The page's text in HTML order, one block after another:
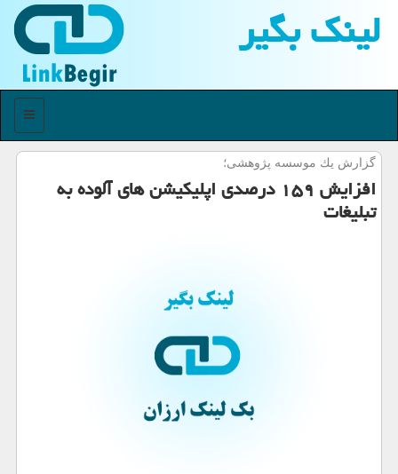
لینك بگیر
منو
گزارش یك موسسه پژوهشی؛
افزایش ۱۵۹ درصدی اپلیكیشن های آلوده به
تبلیغات